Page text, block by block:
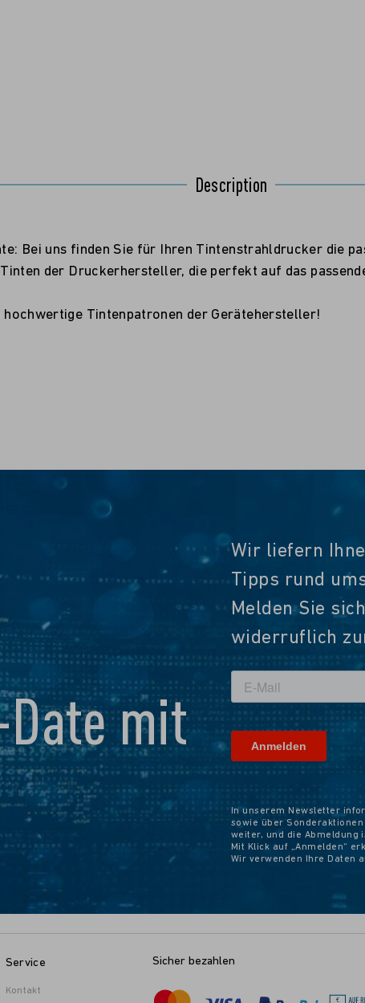
Description
Bei uns finden Sie für Ihren Tintenstrahldrucker die
der Druckerhersteller, die perfekt auf das
hochwertige Tintenpatronen der Gerätehersteller!
mit
Wir liefern
Tipps rund
Melden Sie
widerruflich
In unserem Newsletter
sowie über
weiter, und die Abmeldung
Mit Klick auf „Anmelden“
Wir verwenden Ihre Daten
Service
Kontakt
Sicher bezahlen